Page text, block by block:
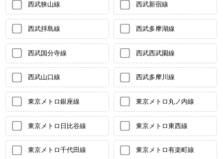
西武狭山線 西武新宿線
西武拝島線 西武多摩湖線
西武国分寺線 西武西武園線
西武山口線 西武多摩川線
東京メトロ銀座線 東京メトロ丸ノ内線
東京メトロ日比谷線 東京メトロ東西線
東京メトロ千代田線 東京メトロ有楽町線